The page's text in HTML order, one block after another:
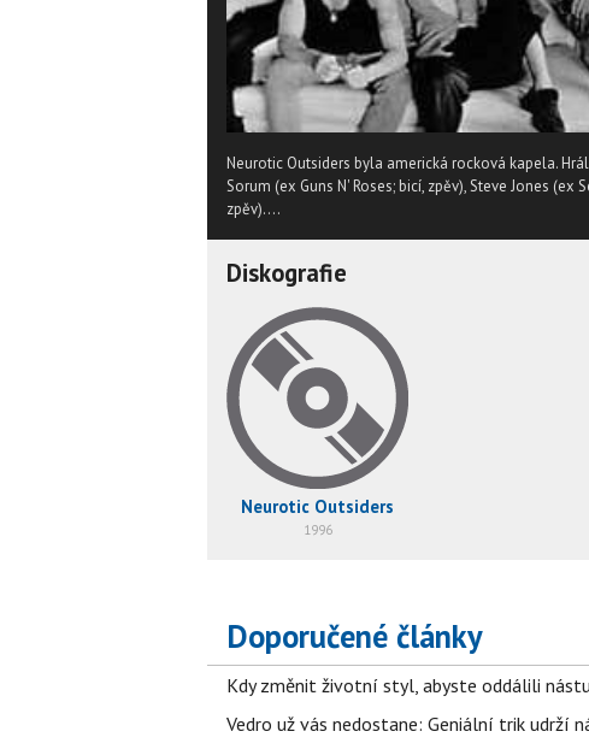
Neurotic Outsiders byla americká rocková kapela.
Sorum (ex Guns N' Roses; bicí, zpěv), Steve Jones (ex
zpěv)....
Diskografie
Neurotic Outsiders
1996
Doporučené články
Kdy změnit životní styl, abyste oddálili
Vedro už vás nedostane: Geniální trik udrží